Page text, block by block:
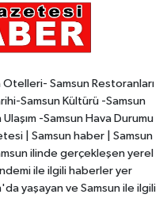
Samsun Restoranları
Samsun Kültürü -Samsun
-Samsun Hava Durumu
| Samsun haber | Samsun
ilinde gerçekleşen yerel
ile ilgili haberler yer
yaşayan ve Samsun ile ilgili